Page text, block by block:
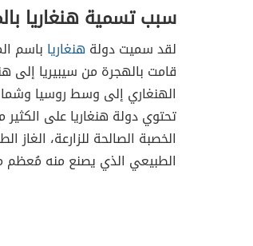
سبب تسمية هنغاريا
لقد سميت دولة هنغاريا باسم
قامت بالهجرة من سيبيريا إلى
الهنغاري إلى وسط روسيا
تحتوي دولة هنغاريا على الكثير
الخصبة الصالحة للزارعة،
الطبيعي الذي يصنع منه مُعظم